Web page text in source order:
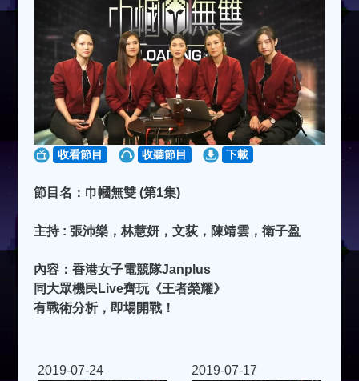
收看節目 收聽節目 下載
節目名：巾幗無雙 (第1集)
主持 : 張沛樂，林慧妍，文荻，陳靖雲，衛子盈
內容：香港女子電競隊Janplus
同大眾機民Live齊玩《王者榮耀》
有戰術分析，即場開戰！
2019-07-24 2019-07-17